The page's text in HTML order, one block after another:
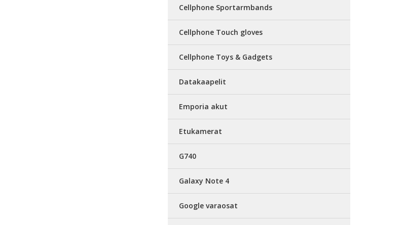
Cellphone Sportarmbands
Cellphone Touch gloves
Cellphone Toys & Gadgets
Datakaapelit
Emporia akut
Etukamerat
G740
Galaxy Note 4
Google varaosat